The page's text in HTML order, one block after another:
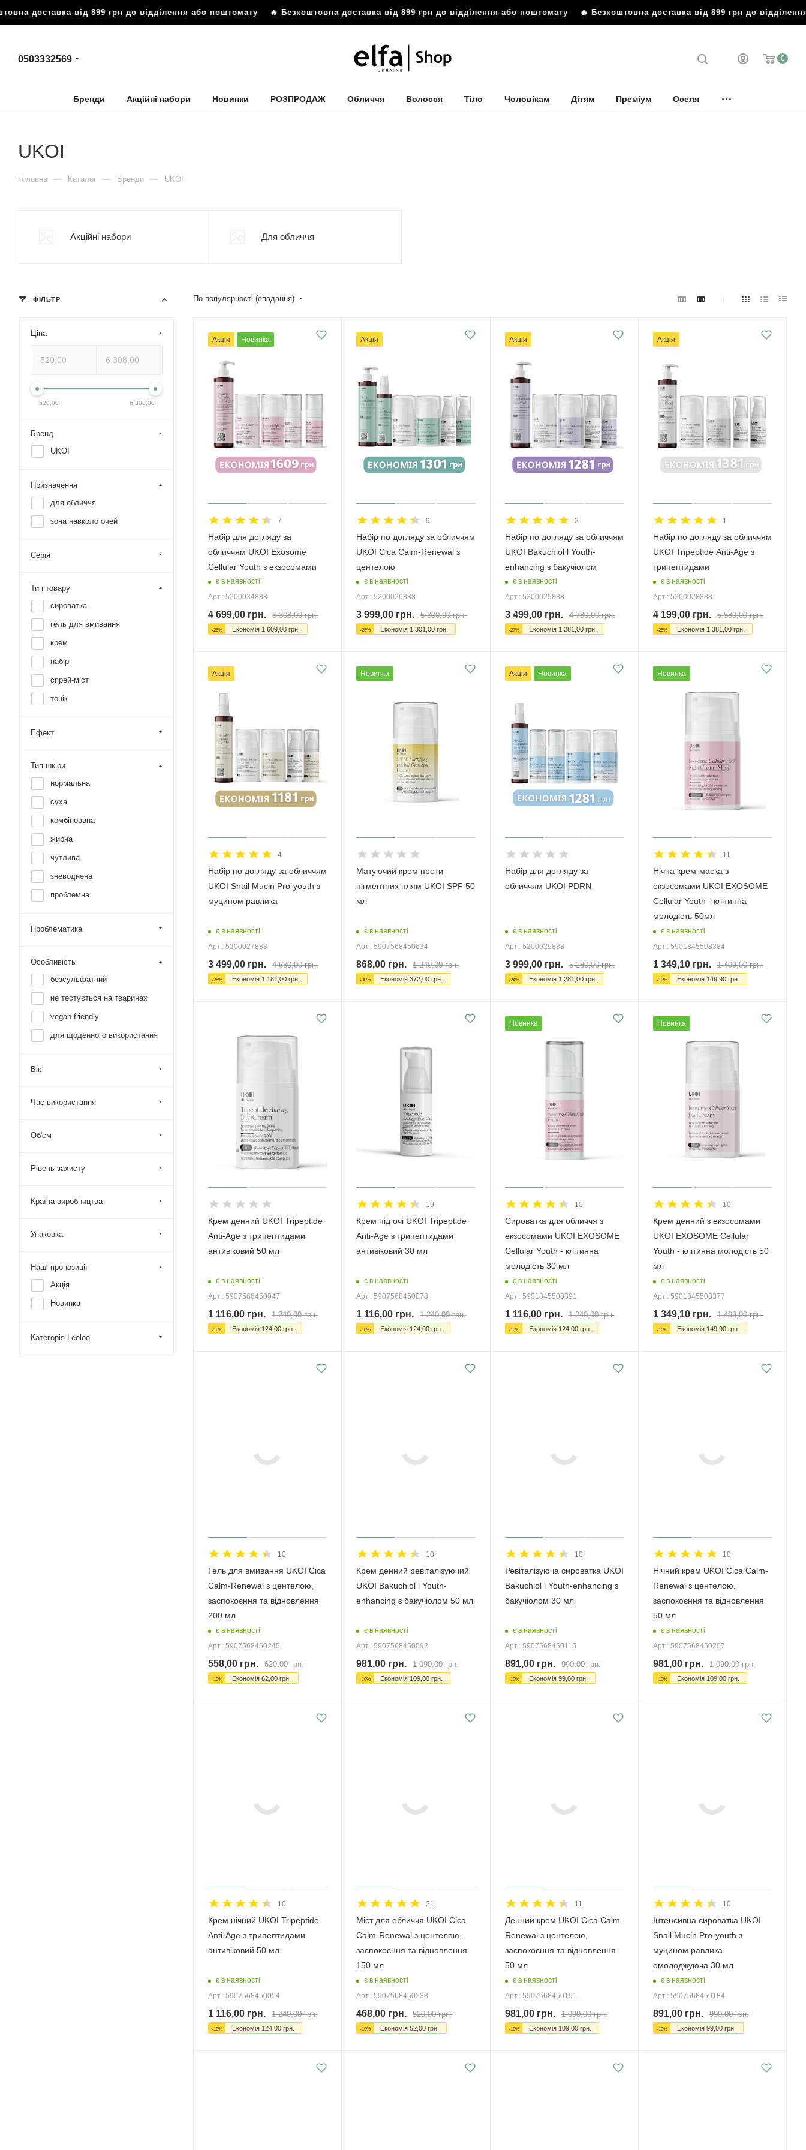
від 899 грн до відділення або поштомату🔥 Безкоштовна доставка від 899 грн до відділення або поштомату🔥 Безкоштовна доставка від 899 грн до відділення або
0503332569 0
Бренди Акційні набори Новинки РОЗПРОДАЖ Обличчя Волосся Тіло Чоловікам Дітям Преміум Оселя
UKOI
Головна — Каталог — Бренди — UKOI
Акційні набори Для обличчя
По популярності (спадання)
Акція Новинка
7
Набір для догляду за
обличчям UKOI Exosome
Cellular Youth з екзосомами
є в наявності
Арт.: 5200034888
4 699,00 грн. 6 308,00грн.
-26% Економія 1 609,00 грн.
Акція
9
Набір по догляду за обличчям
UKOI Cica Calm-Renewal з
центелою
є в наявності
Арт.: 5200026888
3 999,00 грн. 5 300,00грн.
-25% Економія 1 301,00 грн.
Акція
2
Набір по догляду за обличчям
UKOI Bakuchiol l Youth-
enhancing з бакучіолом
є в наявності
Арт.: 5200025888
3 499,00грн. 4 780,00грн.
-27% Економія 1 281,00грн.
Акція
1
Набір по догляду за обличчям
UKOI Tripeptide Anti-Age з
трипептидами
є в наявності
Арт.: 5200028888
4 199,00грн. 5 580,00грн.
-25% Економія 1 381,00грн.
Акція
4
Набір по догляду за обличчям
UKOI Snail Mucin Pro-youth з
муцином равлика
є в наявності
Арт.: 5200027888
3 499,00 грн. 4 680,00грн.
-25% Економія 1 181,00 грн.
Новинка
Матуючий крем проти
пігментних плям UKOI SPF 50
мл
є в наявності
Арт.: 5907568450634
868,00 грн. 1 240,00грн.
-30% Економія372,00 грн.
Акція Новинка
Набір для догляду за
обличчям UKOI PDRN
є в наявності
Арт.: 5200029888
3 999,00грн. 5 280,00грн.
-24% Економія 1 281,00грн.
Новинка
11
Нічна крем-маска з
екзосомами UKOI EXOSOME
Cellular Youth - клітинна
молодість 50мл
є в наявності
Арт.: 5901845508384
1 349,10грн. 1 499,00грн.
-10% Економія 149,90грн.
Крем денний UKOI Tripeptide
Anti-Age з трипептидами
антивіковий 50 мл
є в наявності
Арт.: 5907568450047
1 116,00 грн. 1 240,00грн.
-10% Економія 124,00 грн.
19
Крем під очі UKOI Tripeptide
Anti-Age з трипептидами
антивіковий 30 мл
є в наявності
Арт.: 5907568450078
1 116,00 грн. 1 240,00грн.
-10% Економія 124,00 грн.
Новинка
10
Сироватка для обличчя з
екзосомами UKOI EXOSOME
Cellular Youth - клітинна
молодість 30 мл
є в наявності
Арт.: 5901845508391
1 116,00грн. 1 240,00грн.
-10% Економія 124,00грн.
Новинка
10
Крем денний з екзосомами
UKOI EXOSOME Cellular
Youth - клітинна молодість 50
мл
є в наявності
Арт.: 5901845508377
1 349,10грн. 1 499,00грн.
-10% Економія 149,90грн.
10
Гель для вмивання UKOI Cica
Calm-Renewal з центелою,
заспокоєння та відновлення
200 мл
є в наявності
Арт.: 5907568450245
558,00 грн. 620,00грн.
-10% Економія 62,00 грн.
10
Крем денний ревіталізуючий
UKOI Bakuchiol l Youth-
enhancing з бакучіолом 50 мл
є в наявності
Арт.: 5907568450092
981,00 грн. 1 090,00грн.
-10% Економія 109,00 грн.
10
Ревіталізуюча сироватка UKOI
Bakuchiol l Youth-enhancing з
бакучіолом 30 мл
є в наявності
Арт.: 5907568450115
891,00грн. 990,00грн.
-10% Економія 99,00грн.
10
Нічний крем UKOI Cica Calm-
Renewal з центелою,
заспокоєння та відновлення
50 мл
є в наявності
Арт.: 5907568450207
981,00грн. 1 090,00грн.
-10% Економія 109,00грн.
10
Крем нічний UKOI Tripeptide
Anti-Age з трипептидами
антивіковий 50 мл
є в наявності
Арт.: 5907568450054
1 116,00 грн. 1 240,00грн.
-10% Економія 124,00 грн.
21
Міст для обличчя UKOI Cica
Calm-Renewal з центелою,
заспокоєння та відновлення
150 мл
є в наявності
Арт.: 5907568450238
468,00 грн. 520,00грн.
-10% Економія52,00 грн.
11
Денний крем UKOI Cica Calm-
Renewal з центелою,
заспокоєння та відновлення
50 мл
є в наявності
Арт.: 5907568450191
981,00грн. 1 090,00грн.
-10% Економія 109,00грн.
10
Інтенсивна сироватка UKOI
Snail Mucin Pro-youth з
муцином равлика
омолоджуюча 30 мл
є в наявності
Арт.: 5907568450184
891,00грн. 990,00грн.
-10% Економія 99,00грн.
ФІЛЬТР
Ціна
520,00 6 308,00
Бренд
UKOI
Призначення
для обличчя
зона навколо очей
Серія
Тип товару
сироватка
гель для вмивання
крем
набір
спрей-міст
тонік
Ефект
Тип шкіри
нормальна
суха
комбінована
жирна
чутлива
зневоднена
проблемна
Проблематика
Особливість
безсульфатний
не тестується на тваринах
vegan friendly
для щоденного використання
Вік
Час використання
Об'єм
Рівень захисту
Країна виробництва
Упаковка
Наші пропозиції
Акція
Новинка
Категорія Leeloo